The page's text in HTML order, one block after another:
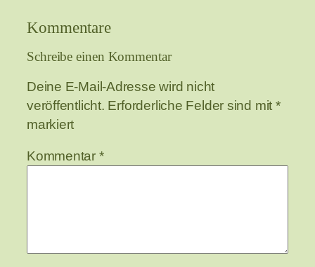
Kommentare
Schreibe einen Kommentar
Deine E-Mail-Adresse wird nicht
veröffentlicht. Erforderliche Felder sind mit *
markiert
Kommentar *